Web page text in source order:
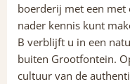
boerderij met een met
nader kennis kunt
B verblijft u in een
buiten Grootfontein.
cultuur van de